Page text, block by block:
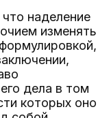
наделение
изменять
дела в том
которых оно